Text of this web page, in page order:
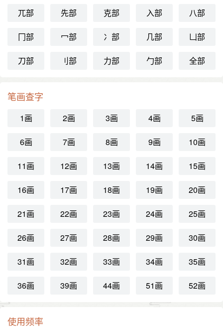
兀部 先部 克部 入部 八部
冂部 冖部 冫部 几部 凵部
刀部 刂部 力部 勹部 全部
笔画查字
1画 2画 3画 4画 5画
6画 7画 8画 9画 10画
11画 12画 13画 14画 15画
16画 17画 18画 19画 20画
21画 22画 23画 24画 25画
26画 27画 28画 29画 30画
31画 32画 33画 34画 35画
36画 39画 44画 51画 52画
使用频率